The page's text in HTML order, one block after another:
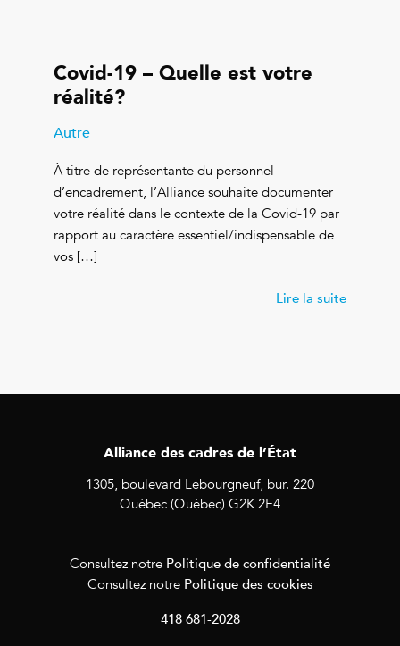
Covid-19 – Quelle est votre
réalité?
Autre
À titre de représentante du personnel
d’encadrement, l’Alliance souhaite documenter
votre réalité dans le contexte de la Covid-19 par
rapport au caractère essentiel/indispensable de
vos […]
Lire la suite
Alliance des cadres de l’État
1305, boulevard Lebourgneuf, bur. 220
Québec (Québec) G2K 2E4
Consultez notre Politique de confidentialité
Consultez notre Politique des cookies
418 681-2028